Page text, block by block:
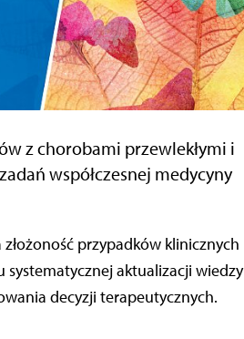
z chorobami przewlekłymi i
współczesnej medycyny
przypadków klinicznych
aktualizacji wiedzy
decyzji terapeutycznych.